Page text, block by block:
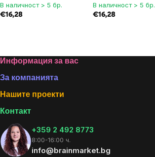
В наличност > 5 бр.
€16,28
В наличност > 5 бр.
€16,28
Footer
Информация за вас
За компанията
Нашите проекти
Контакт
+359 2 492 8773
8:00-16:00 ч.
info@brainmarket.bg